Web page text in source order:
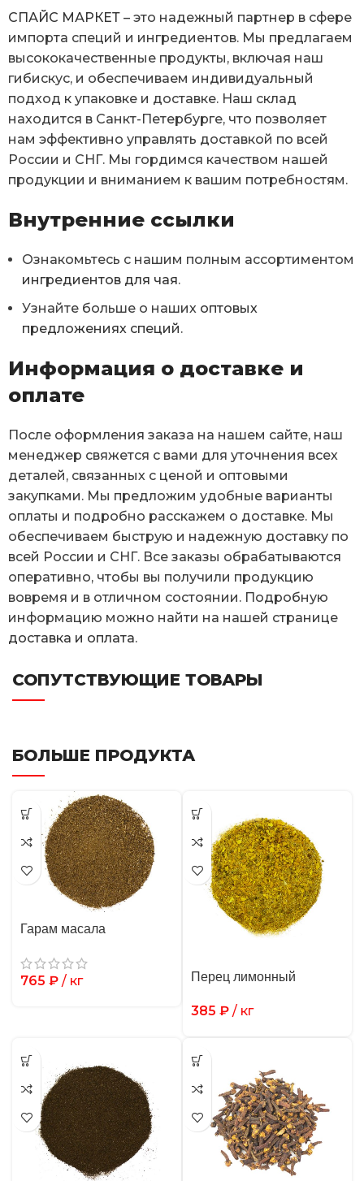
СПАЙС МАРКЕТ – это надежный партнер в сфере
импорта специй и ингредиентов. Мы предлагаем
высококачественные продукты, включая наш
гибискус, и обеспечиваем индивидуальный
подход к упаковке и доставке. Наш склад
находится в Санкт-Петербурге, что позволяет
нам эффективно управлять доставкой по всей
России и СНГ. Мы гордимся качеством нашей
продукции и вниманием к вашим потребностям.
Внутренние ссылки
Ознакомьтесь с нашим полным ассортиментом
ингредиентов для чая.
Узнайте больше о наших оптовых
предложениях специй.
Информация о доставке и
оплате
После оформления заказа на нашем сайте, наш
менеджер свяжется с вами для уточнения всех
деталей, связанных с ценой и оптовыми
закупками. Мы предложим удобные варианты
оплаты и подробно расскажем о доставке. Мы
обеспечиваем быструю и надежную доставку по
всей России и СНГ. Все заказы обрабатываются
оперативно, чтобы вы получили продукцию
вовремя и в отличном состоянии. Подробную
информацию можно найти на нашей странице
доставка и оплата.
СОПУТСТВУЮЩИЕ ТОВАРЫ
БОЛЬШЕ ПРОДУКТА
Гарам масала
765 ₽ / кг Перец лимонный
385 ₽ / кг